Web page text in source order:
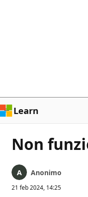
Learn
Non
Anonimo
21 feb 2024, 14:25